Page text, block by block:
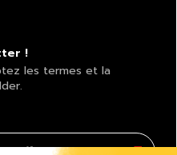
!
les termes et la